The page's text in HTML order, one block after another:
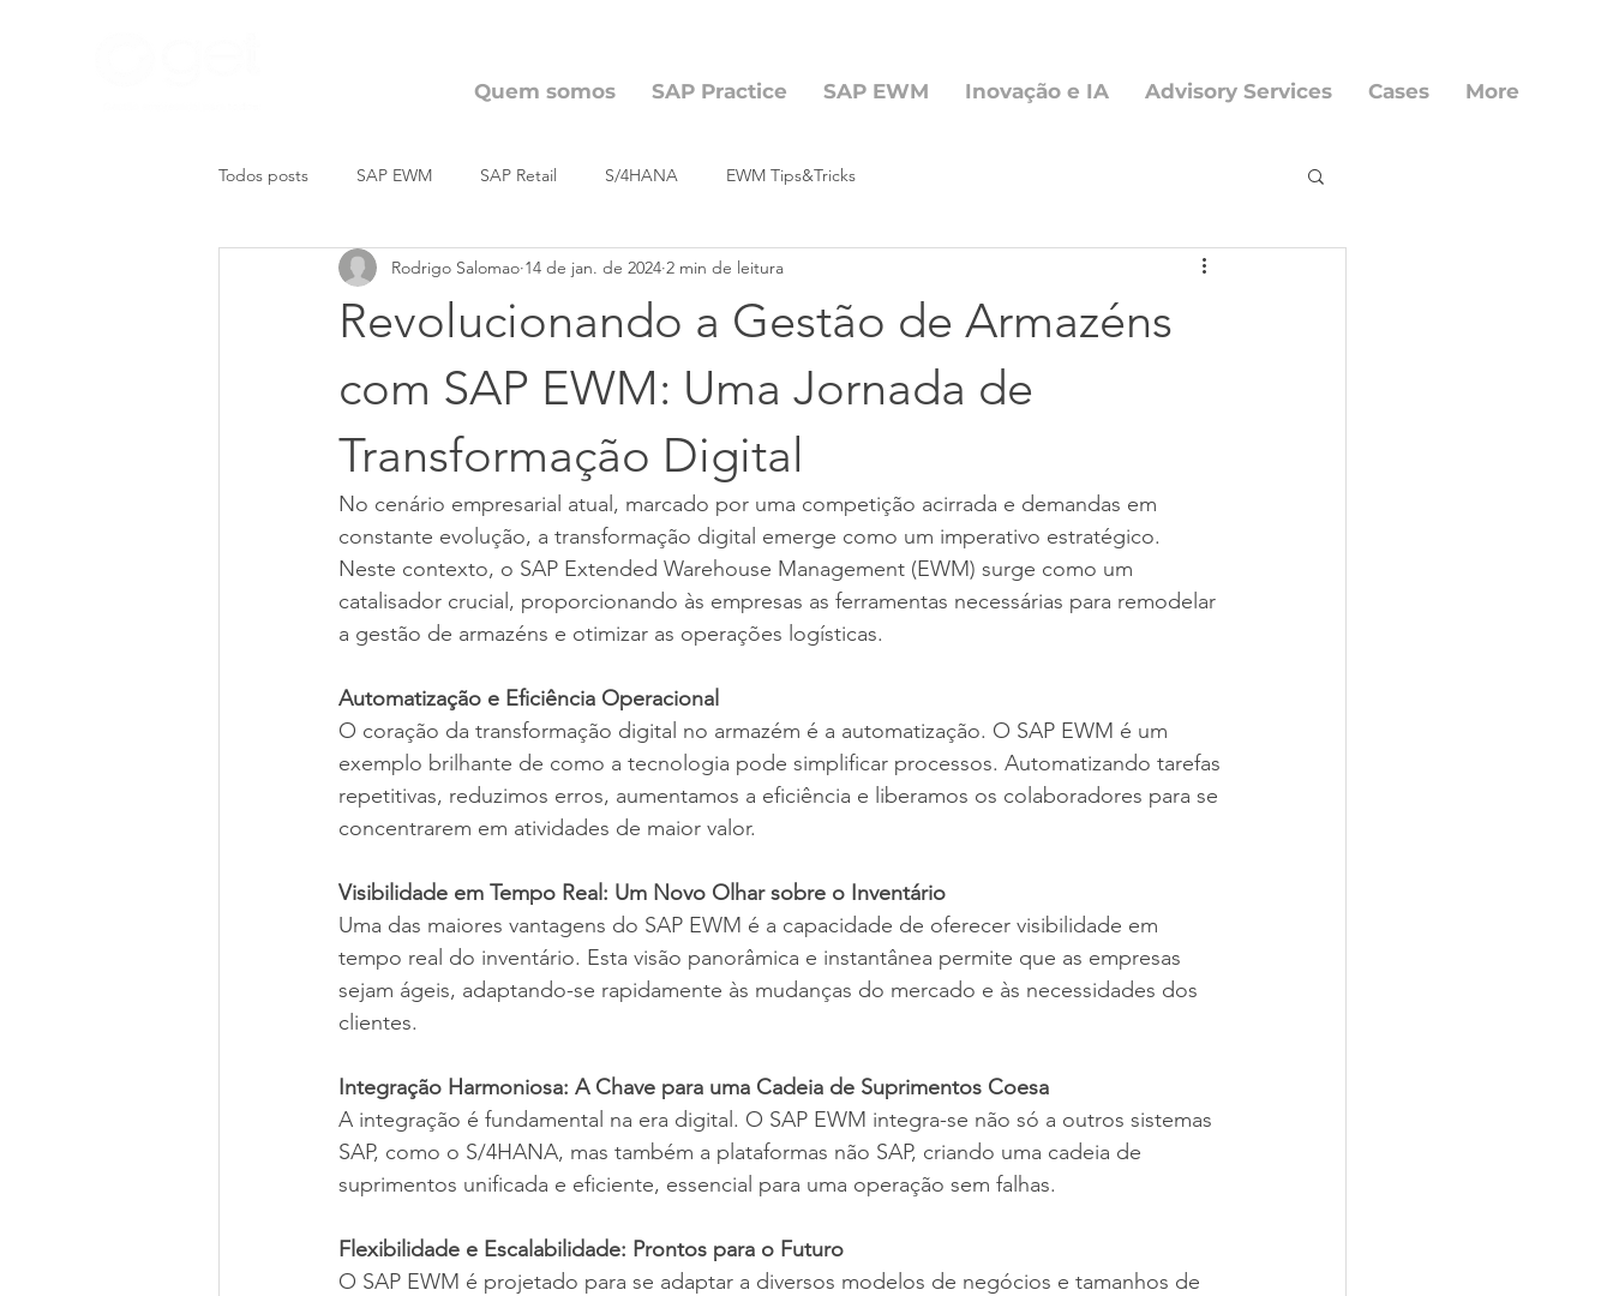
Quem somos SAP Practice SAP EWM Inovação e IA Advisory Services Cases More
Todos posts SAP EWM SAP Retail S/4HANA EWM Tips&Tricks
Revolucionando a Gestão de Armazéns
com SAP EWM: Uma Jornada de
Transformação Digital
Rodrigo Salomao 14 de jan. de 2024 2 min de leitura
No cenário empresarial atual, marcado por uma competição acirrada e demandas em
constante evolução, a transformação digital emerge como um imperativo estratégico.
Neste contexto, o SAP Extended Warehouse Management (EWM) surge como um
catalisador crucial, proporcionando às empresas as ferramentas necessárias para remodelar
a gestão de armazéns e otimizar as operações logísticas.
Automatização e Eficiência Operacional
O coração da transformação digital no armazém é a automatização. O SAP EWM é um
exemplo brilhante de como a tecnologia pode simplificar processos. Automatizando tarefas
repetitivas, reduzimos erros, aumentamos a eficiência e liberamos os colaboradores para se
concentrarem em atividades de maior valor.
Visibilidade em Tempo Real: Um Novo Olhar sobre o Inventário
Uma das maiores vantagens do SAP EWM é a capacidade de oferecer visibilidade em
tempo real do inventário. Esta visão panorâmica e instantânea permite que as empresas
sejam ágeis, adaptando-se rapidamente às mudanças do mercado e às necessidades dos
clientes.
Integração Harmoniosa: A Chave para uma Cadeia de Suprimentos Coesa
A integração é fundamental na era digital. O SAP EWM integra-se não só a outros sistemas
SAP, como o S/4HANA, mas também a plataformas não SAP, criando uma cadeia de
suprimentos unificada e eficiente, essencial para uma operação sem falhas.
Flexibilidade e Escalabilidade: Prontos para o Futuro
O SAP EWM é projetado para se adaptar a diversos modelos de negócios e tamanhos de